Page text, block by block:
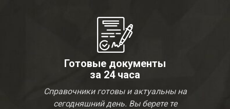
Готовые документы
за 24 часа
Справочники готовы и актуальны на
сегодняшний день. Вы берете те